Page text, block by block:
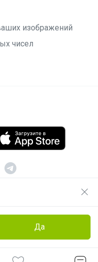
Да
изображений
чисел
2012 -2026